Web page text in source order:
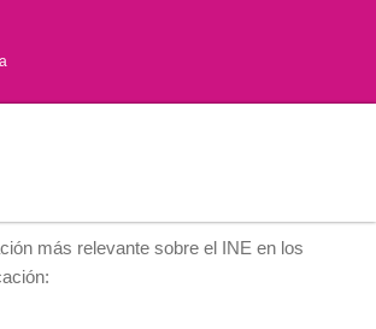
más relevante sobre el INE en los